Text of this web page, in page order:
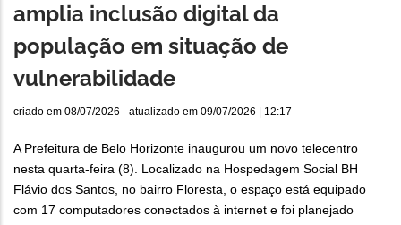
amplia inclusão digital da
população em situação de
vulnerabilidade
criado em 08/07/2026 - atualizado em 09/07/2026 | 12:17
A Prefeitura de Belo Horizonte inaugurou um novo telecentro
nesta quarta-feira (8). Localizado na Hospedagem Social BH
Flávio dos Santos, no bairro Floresta, o espaço está equipado
com 17 computadores conectados à internet e foi planejado